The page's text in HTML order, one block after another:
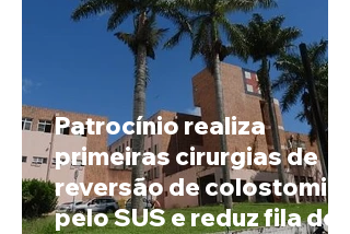
Patrocínio realiza
primeiras cirurgias de
reversão de colostomia
pelo SUS e reduz fila de